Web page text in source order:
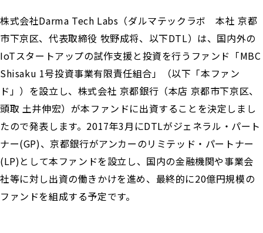
株式会社Darma Tech Labs（ダルマテックラボ 本社 京都
市下京区、代表取締役 牧野成将、以下DTL）は、国内外の
IoTスタートアップの試作支援と投資を行うファンド「MBC
Shisaku 1号投資事業有限責任組合」（以下「本ファン
ド」）を設立し、株式会社 京都銀行（本店 京都市下京区、
頭取 土井伸宏）が本ファンドに出資することを決定しまし
たので発表します。2017年3月にDTLがジェネラル・パート
ナー(GP)、京都銀行がアンカーのリミテッド・パートナー
(LP)として本ファンドを設立し、国内の金融機関や事業会
社等に対し出資の働きかけを進め、最終的に20億円規模の
ファンドを組成する予定です。